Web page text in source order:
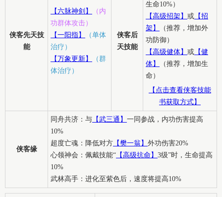
侠客先天技
能
【六脉神剑】
（内
功群体攻击）
【一阳指】
（单体
治疗）
【万象更新】
（群
体治疗）
侠客后
天技能
生命10%）
【高级招架】 或 【招
架】
（推荐，增加外
功防御）
【高级健体】 或 【健
体】
（推荐，增加生
命）
【点击查看侠客技能
书获取方式】
侠客缘
同舟共济：与 【武三通】 一同参战，内功伤害提高
10%
超度亡魂：降低对方 【樊一翁】 外功伤害20%
心领神会：佩戴技能“ 【高级抗命】 3级”时，生命提高
10%
武林高手：进化至紫色后，速度将提高10%